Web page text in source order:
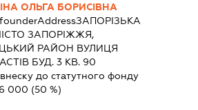
ОЛЬГА БОРИСІВНА
ЗАПОРІЗЬКА
ЗАПОРІЖЖЯ,
РАЙОН ВУЛИЦЯ
БУД. 3 КВ. 90
до статутного фонду
000 (50 %)